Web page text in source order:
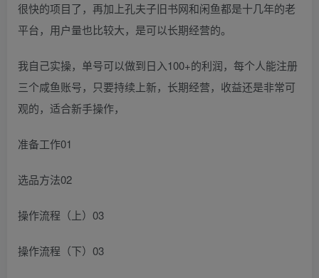
很快的项目了，再加上孔夫子旧书网和闲鱼都是十几年的老
平台，用户量也比较大，是可以长期经营的。
我自己实操，单号可以做到日入100+的利润，每个人能注册
三个咸鱼账号，只要持续上新，长期经营，收益还是非常可
观的，适合新手操作，
准备工作01
选品方法02
操作流程（上）03
操作流程（下）03